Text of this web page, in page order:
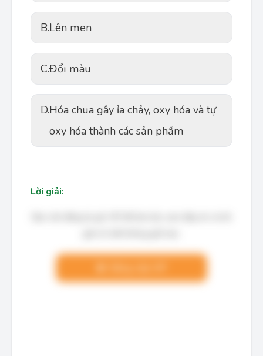
B.Lên men
C.Đổi màu
D.Hóa chua gây ỉa chảy, oxy hóa và tự
oxy hóa thành các sản phẩm
Lời giải: